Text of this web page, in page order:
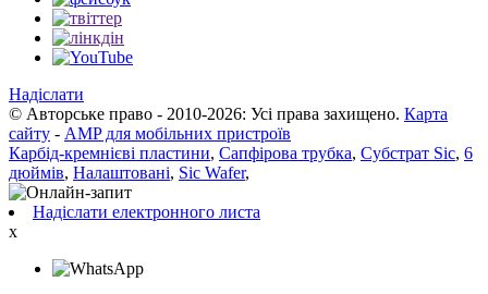
Надіслати
© Авторське право - 2010-2026: Усі права захищено. Карта
сайту - AMP для мобільних пристроїв
Карбід-кремнієві пластини, Сапфірова трубка, Субстрат Sic, 6
дюймів, Налаштовані, Sic Wafer,
Надіслати електронного листа
x